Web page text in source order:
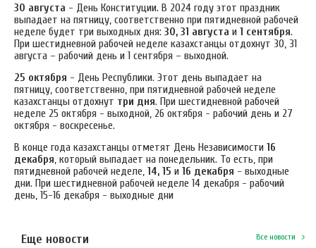
30 августа - День Конституции. В 2024 году этот праздник
выпадает на пятницу, соответственно при пятидневной рабочей
неделе будет три выходных дня: 30, 31 августа и 1 сентября.
При шестидневной рабочей неделе казахстанцы отдохнут 30, 31
августа – рабочий день и 1 сентября – выходной.
25 октября - День Республики. Этот день выпадает на
пятницу, соответственно, при пятидневной рабочей неделе
казахстанцы отдохнут три дня. При шестидневной рабочей
неделе 25 октября - выходной, 26 октября - рабочий день и 27
октября - воскресенье.
В конце года казахстанцы отметят День Независимости 16
декабря, который выпадает на понедельник. То есть, при
пятидневной рабочей неделе, 14, 15 и 16 декабря - выходные
дни. При шестидневной рабочей неделе 14 декабря - рабочий
день, 15-16 декабря - выходные дни
Еще новости Все новости